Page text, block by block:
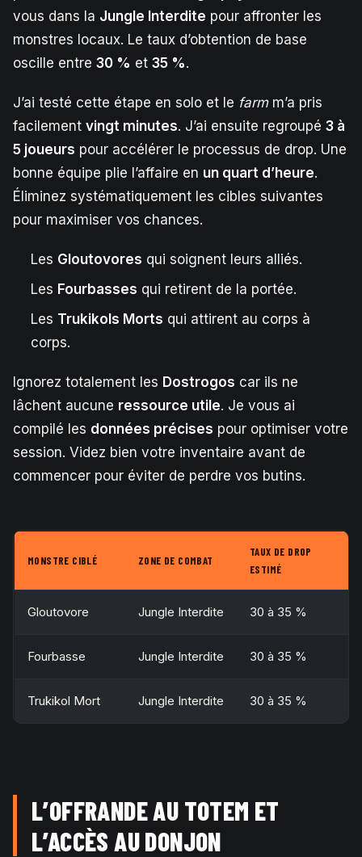
vous dans la Jungle Interdite pour affronter les
monstres locaux. Le taux d’obtention de base
oscille entre 30 % et 35 %.
J’ai testé cette étape en solo et le farmm’a pris
facilement vingt minutes. J’ai ensuite regroupé 3 à
5 joueurs pour accélérer le processus de drop. Une
bonne équipe plie l’affaire en un quart d’heure.
Éliminez systématiquement les cibles suivantes
pour maximiser vos chances.
Les Gloutovores qui soignent leurs alliés.
Les Fourbasses qui retirent de la portée.
Les Trukikols Morts qui attirent au corps à
corps.
Ignorez totalement les Dostrogos car ils ne
lâchent aucune ressource utile. Je vous ai
compilé les données précises pour optimiser votre
session. Videz bien votre inventaire avant de
commencer pour éviter de perdre vos butins.
MONSTRE CIBLÉ ZONE DE COMBAT
TAUX DE DROP
ESTIMÉ
Gloutovore Jungle Interdite 30 à 35 %
Fourbasse Jungle Interdite 30 à 35 %
Trukikol Mort Jungle Interdite 30 à 35 %
L’OFFRANDE AU TOTEM ET
L’ACCÈS AU DONJON